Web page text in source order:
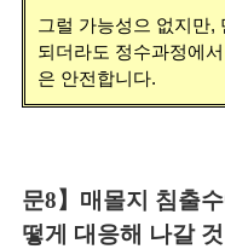
그럴 가능성으 없지만,
되더라도 정수과정에
은 안전합니다.
문8】매몰지 침출
떻게 대응해 나갈